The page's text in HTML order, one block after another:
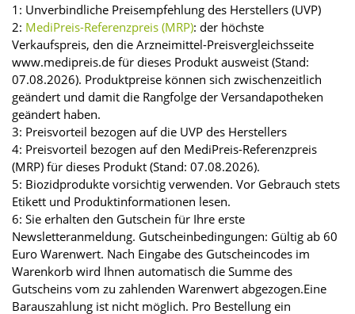
1: Unverbindliche Preisempfehlung des Herstellers (UVP)
2: MediPreis-Referenzpreis (MRP): der höchste
Verkaufspreis, den die Arzneimittel-Preisvergleichsseite
www.medipreis.de für dieses Produkt ausweist (Stand:
07.08.2026). Produktpreise können sich zwischenzeitlich
geändert und damit die Rangfolge der Versandapotheken
geändert haben.
3: Preisvorteil bezogen auf die UVP des Herstellers
4: Preisvorteil bezogen auf den MediPreis-Referenzpreis
(MRP) für dieses Produkt (Stand: 07.08.2026).
5: Biozidprodukte vorsichtig verwenden. Vor Gebrauch stets
Etikett und Produktinformationen lesen.
6: Sie erhalten den Gutschein für Ihre erste
Newsletteranmeldung. Gutscheinbedingungen: Gültig ab 60
Euro Warenwert. Nach Eingabe des Gutscheincodes im
Warenkorb wird Ihnen automatisch die Summe des
Gutscheins vom zu zahlenden Warenwert abgezogen.Eine
Barauszahlung ist nicht möglich. Pro Bestellung ein